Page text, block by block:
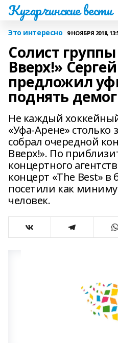
Кугарчинские вести
Это интересно 9 НОЯБРЯ 2018,
Солист
Вверх!»
предложил
поднять
Не каждый
«Уфа-Арене» столько
собрал очередной
Вверх!». По
концертного
концерт «The Best»
посетили как
человек.